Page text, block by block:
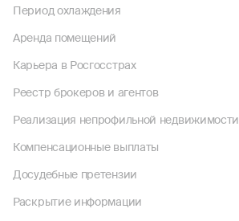
Период охлаждения
Аренда помещений
Карьера в Росгосстрах
Реестр брокеров и агентов
Реализация непрофильной недвижимости
Компенсационные выплаты
Досудебные претензии
Раскрытие информации